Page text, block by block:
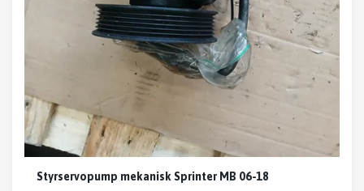
Styrservopump mekanisk Sprinter MB 06-18